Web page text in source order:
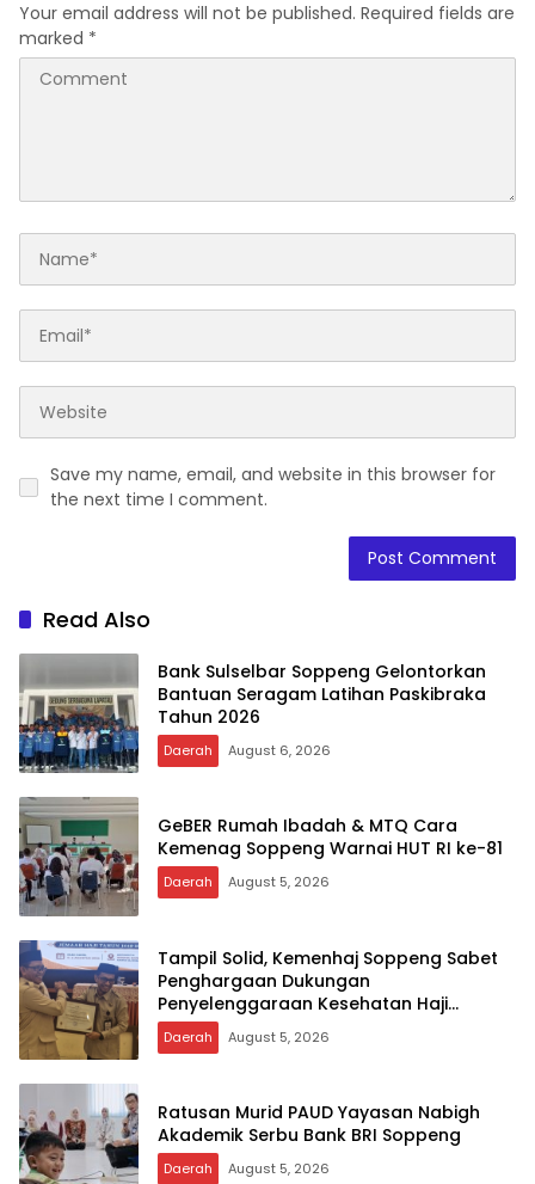
Your email address will not be published. Required fields are
marked *
Save my name, email, and website in this browser for
the next time I comment.
Read Also
Bank Sulselbar Soppeng Gelontorkan
Bantuan Seragam Latihan Paskibraka
Tahun 2026
Daerah August 6, 2026
GeBER Rumah Ibadah & MTQ Cara
Kemenag Soppeng Warnai HUT RI ke-81
Daerah August 5, 2026
Tampil Solid, Kemenhaj Soppeng Sabet
Penghargaan Dukungan
Penyelenggaraan Kesehatan Haji
Terbaik
Daerah August 5, 2026
Ratusan Murid PAUD Yayasan Nabigh
Akademik Serbu Bank BRI Soppeng
Daerah August 5, 2026